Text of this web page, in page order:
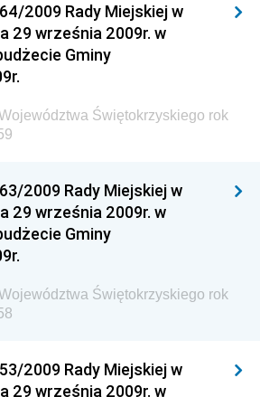
Ministra Infrastruktury i
Ministra Gospodarki Morskiej i
Ministra Energii
Ministra Sprawiedliwości
Ministra Rozwoju i Finansów
Wyższego Urzędu Górniczego
Prezesa Urzędu Transportu
Ministra Inwestycji i Rozwoju
2009 Rady Miejskiej w
29 września 2009r. w
Gminy
Świętokrzyskiego rok
2009 Rady Miejskiej w
29 września 2009r. w
Gminy
Świętokrzyskiego rok
2009 Rady Miejskiej w
29 września 2009r. w